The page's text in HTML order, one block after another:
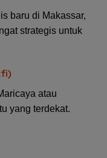
baru di Makassar,
strategis untuk
atau
yang terdekat.